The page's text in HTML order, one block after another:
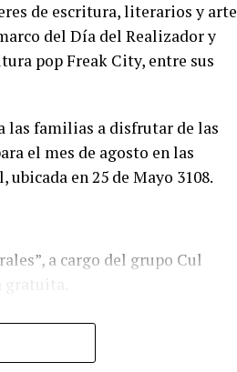
de escritura, literarios y arte
del Día del Realizador y
pop Freak City, entre sus
las familias a disfrutar de las
el mes de agosto en las
en 25 de Mayo 3108.
a cargo del grupo Cul
por Sandra López
Marplatenses, ubicada en el